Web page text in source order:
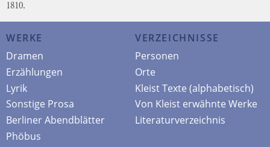
1810.
WERKE
Dramen
Erzählungen
Lyrik
Sonstige Prosa
Berliner Abendblätter
Phöbus
VERZEICHNISSE
Personen
Orte
Kleist Texte (alphabetisch)
Von Kleist erwähnte Werke
Literaturverzeichnis